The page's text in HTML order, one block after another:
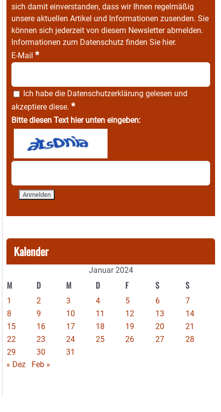
sich damit einverstanden, dass wir Ihnen regelmäßig
unsere aktuellen Artikel und Informationen zusenden. Sie
können sich jederzeit von diesem Newsletter abmelden.
Informationen zum Datenschutz finden Sie hier.
E-Mail *
Ich habe die Datenschutzerklärung gelesen und
akzeptiere diese. *
Bitte diesen Text hier unten eingeben:
Kalender
Januar 2024
M D M D F S S
1 2 3 4 5 6
7
8
9 10 11 12 13
14
15
16 17 18 19 20
21
22
23 24 25 26 27
28
29
30
31
« Dez
Feb »